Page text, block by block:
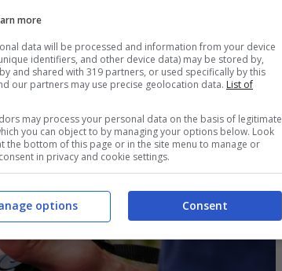
more
data will be processed and information from your device
identifiers, and other device data) may be stored by,
and shared with 319 partners, or used specifically by this
our partners may use precise geolocation data. List of
may process your personal data on the basis of legitimate
you can object to by managing your options below. Look
the bottom of this page or in the site menu to manage or
in privacy and cookie settings.
Consent
options